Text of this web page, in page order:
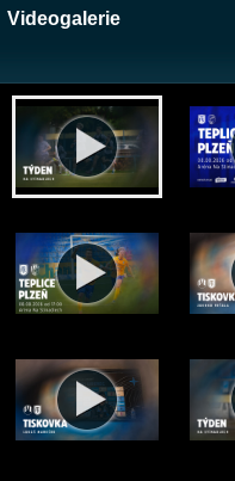
Zobrazit galerii
Videogalerie